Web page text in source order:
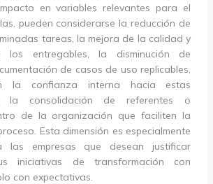
en variables relevantes para el
pueden considerarse la reducción de
tareas, la mejora de la calidad y
los entregables, la disminución de
de casos de uso replicables,
la confianza interna hacia estas
la consolidación de referentes o
de la organización que faciliten la
Esta dimensión es especialmente
las empresas que desean justificar
iniciativas de transformación con
con expectativas.